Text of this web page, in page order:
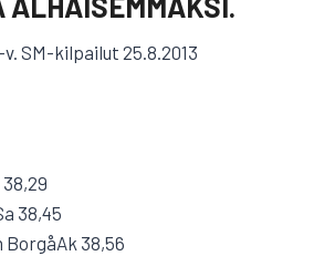
SM-kilpailut 25.8.2013
38,45
BorgåAk 38,56